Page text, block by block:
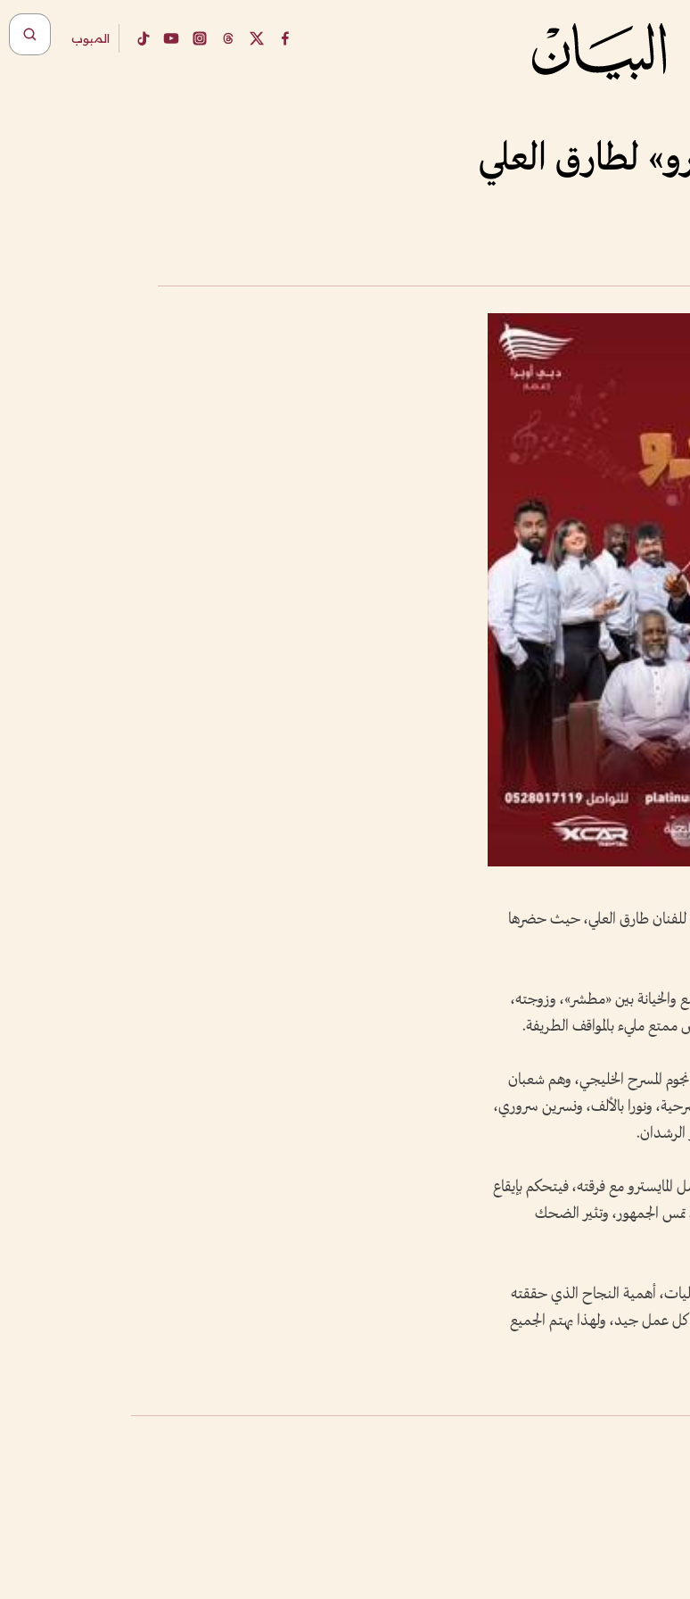
المبوب
لطارق العلي
للفنان طارق العلي، حيث حضرها
بين «مطشر»، وزوجته،
ممتع مليء بالمواقف الطريفة.
المسرح الخليجي، وهم شعبان
ونورا بالألف، ونسرين سروري،
الرشدان.
المايسترو مع فرقته، فيتحكم بإيقاع
تمس الجمهور، وتثير الضحك
أهمية النجاح الذي حققته
كل عمل جيد، ولهذا يهتم الجميع